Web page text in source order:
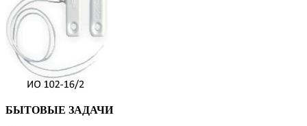
БЫТОВЫЕ ЗАДАЧИ